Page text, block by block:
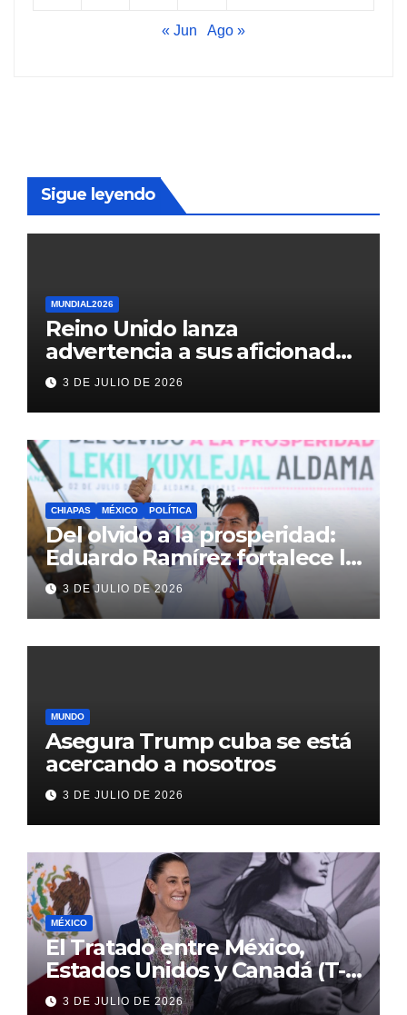
« Jun Ago »
Sigue leyendo
MUNDIAL2026
Reino Unido lanza
advertencia a sus aficionados
antes del México vs
Inglaterra en el Mundial 2026
3 DE JULIO DE 2026
CHIAPAS MÉXICO POLÍTICA
Del olvido a la prosperidad:
Eduardo Ramírez fortalece la
transformación de Aldama
con inversión histórica
3 DE JULIO DE 2026
MUNDO
Asegura Trump cuba se está
acercando a nosotros
3 DE JULIO DE 2026
MÉXICO
El Tratado entre México,
Estados Unidos y Canadá (T-
MEC) se mantiene hasta el
3 DE JULIO DE 2026